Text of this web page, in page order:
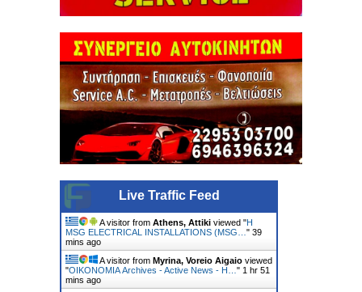
Live Traffic Feed
A visitor from Athens, Attiki viewed "Η
MSG ELECTRICAL INSTALLATIONS (MSG… " 39
mins ago
A visitor from Myrina, Voreio Aigaio viewed
"ΟΙΚΟΝΟΜΙΑ Archives - Active News - Η… " 1 hr 51
mins ago